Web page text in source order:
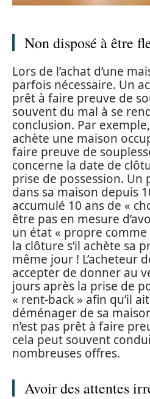
Non disposé à être
Lors de l’achat d’une
parfois nécessaire. Un
prêt à faire preuve de
souvent du mal à se
conclusion. Par
achète une maison
faire preuve de
concerne la date de
prise de possession.
dans sa maison depuis
accumulé 10 ans de «
être pas en mesure
un état « propre
la clôture s’il achète sa
même jour ! L’acheteur
accepter de donner au
jours après la prise de
« rent-back » afin qu’il
déménager de sa
n’est pas prêt à faire
cela peut souvent
nombreuses offres.
Avoir des attentes